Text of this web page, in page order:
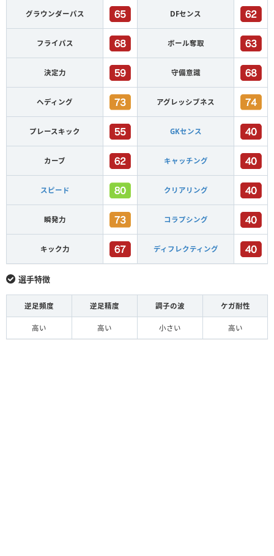
グラウンダーパス DFセンス
フライパス ボール奪取
決定力 守備意識
ヘディング アグレッシブネス
プレースキック GKセンス
カーブ キャッチング
スピード クリアリング
瞬発力 コラプシング
キック力 ディフレクティング
選手特徴
逆足頻度 逆足精度 調子の波 ケガ耐性
高い 高い 小さい 高い